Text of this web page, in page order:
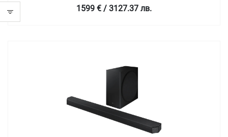
1599 € / 3127.37 лв.